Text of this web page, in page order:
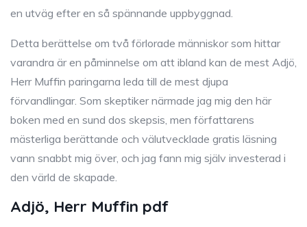
en utväg efter en så spännande uppbyggnad.
Detta berättelse om två förlorade människor som hittar
varandra är en påminnelse om att ibland kan de mest Adjö,
Herr Muffin paringarna leda till de mest djupa
förvandlingar. Som skeptiker närmade jag mig den här
boken med en sund dos skepsis, men författarens
mästerliga berättande och välutvecklade gratis läsning
vann snabbt mig över, och jag fann mig själv investerad i
den värld de skapade.
Adjö, Herr Muffin pdf